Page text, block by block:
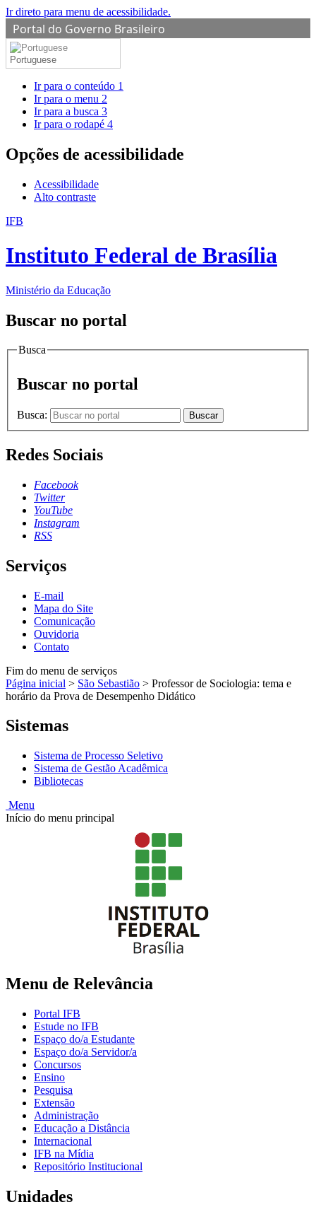
Ir direto para menu de acessibilidade.
Portal do Governo Brasileiro
Portuguese
Ir para o conteúdo 1
Ir para o menu 2
Ir para a busca 3
Ir para o rodapé 4
Opções de acessibilidade
Acessibilidade
Alto contraste
IFB
Instituto Federal de Brasília
Ministério da Educação
Buscar no portal
Busca
Buscar no portal
Busca: Buscar
Redes Sociais
Facebook
Twitter
YouTube
Instagram
RSS
Serviços
E-mail
Mapa do Site
Comunicação
Ouvidoria
Contato
Fim do menu de serviços
Página inicial > São Sebastião > Professor de Sociologia: tema e
horário da Prova de Desempenho Didático
Sistemas
Sistema de Processo Seletivo
Sistema de Gestão Acadêmica
Bibliotecas
Menu
Início do menu principal
Menu de Relevância
Portal IFB
Estude no IFB
Espaço do/a Estudante
Espaço do/a Servidor/a
Concursos
Ensino
Pesquisa
Extensão
Administração
Educação a Distância
Internacional
IFB na Mídia
Repositório Institucional
Unidades